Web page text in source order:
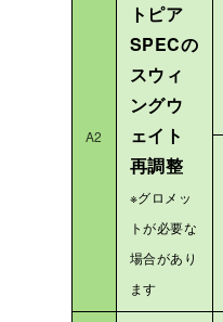
A2
トピア
SPECの
スウィ
ングウ
ェイト
再調整
※グロメッ
トが必要な
場合があり
ます